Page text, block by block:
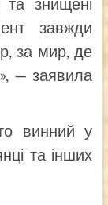
завжди
за мир, де
— заявила
винний у
та інших